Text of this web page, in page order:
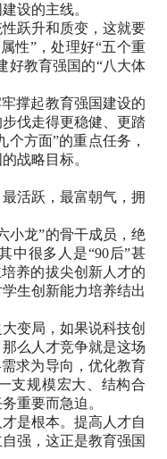
设的主线。
跃升和质变，这就要
性”，处理好“五个重
好教育强国的“八大体
撑起教育强国建设的
伐走得更稳健、更踏
个方面”的重点任务，
战略目标。
活跃，最富朝气，拥
小龙”的骨干成员，绝
中很多人是“90后”甚
养的拔尖创新人才的
生创新能力培养结出
变局，如果说科技创
么人才竞争就是这场
求为导向，优化教育
支规模宏大、结构合
重要而急迫。
是根本。提高人才自
强，这正是教育强国